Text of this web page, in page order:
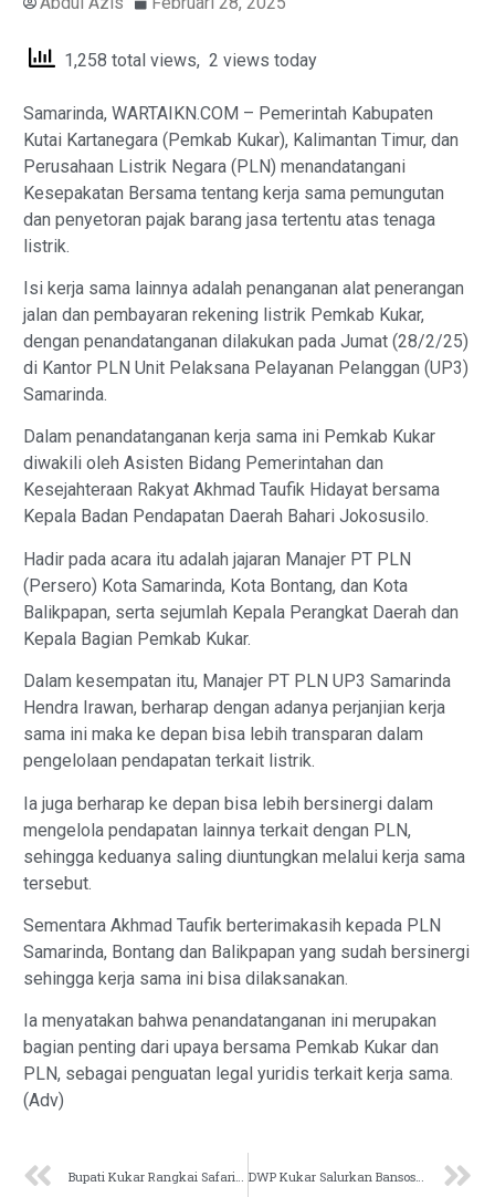
1,258 total views, 2 views today
Samarinda, WARTAIKN.COM – Pemerintah Kabupaten
Kutai Kartanegara (Pemkab Kukar), Kalimantan Timur, dan
Perusahaan Listrik Negara (PLN) menandatangani
Kesepakatan Bersama tentang kerja sama pemungutan
dan penyetoran pajak barang jasa tertentu atas tenaga
listrik.
Isi kerja sama lainnya adalah penanganan alat penerangan
jalan dan pembayaran rekening listrik Pemkab Kukar,
dengan penandatanganan dilakukan pada Jumat (28/2/25)
di Kantor PLN Unit Pelaksana Pelayanan Pelanggan (UP3)
Samarinda.
Dalam penandatanganan kerja sama ini Pemkab Kukar
diwakili oleh Asisten Bidang Pemerintahan dan
Kesejahteraan Rakyat Akhmad Taufik Hidayat bersama
Kepala Badan Pendapatan Daerah Bahari Jokosusilo.
Hadir pada acara itu adalah jajaran Manajer PT PLN
(Persero) Kota Samarinda, Kota Bontang, dan Kota
Balikpapan, serta sejumlah Kepala Perangkat Daerah dan
Kepala Bagian Pemkab Kukar.
Dalam kesempatan itu, Manajer PT PLN UP3 Samarinda
Hendra Irawan, berharap dengan adanya perjanjian kerja
sama ini maka ke depan bisa lebih transparan dalam
pengelolaan pendapatan terkait listrik.
Ia juga berharap ke depan bisa lebih bersinergi dalam
mengelola pendapatan lainnya terkait dengan PLN,
sehingga keduanya saling diuntungkan melalui kerja sama
tersebut.
Sementara Akhmad Taufik berterimakasih kepada PLN
Samarinda, Bontang dan Balikpapan yang sudah bersinergi
sehingga kerja sama ini bisa dilaksanakan.
Ia menyatakan bahwa penandatanganan ini merupakan
bagian penting dari upaya bersama Pemkab Kukar dan
PLN, sebagai penguatan legal yuridis terkait kerja sama.
(Adv)
Bupati Kukar Rangkai Safari Subuh dengan Sejumlah Giat Lain DWP Kukar Salurkan Bansos ke Sejumlah Ponpes